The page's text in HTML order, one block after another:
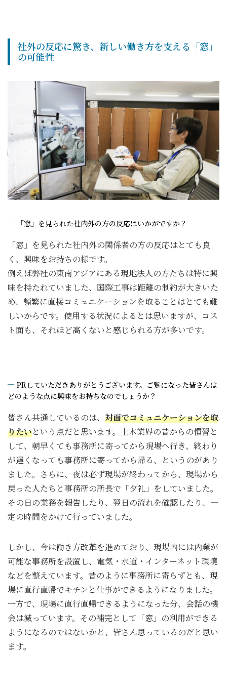
社外の反応に驚き、新しい働き方を支える「窓」
の可能性
「窓」を見られた社内外の方の反応はいかがですか？
「窓」を見られた社内外の関係者の方の反応はとても良
く、興味をお持ちの様です。
例えば弊社の東南アジアにある現地法人の方たちは特に興
味を持たれていました、国際工事は距離の制約が大きいた
め、頻繁に直接コミュニケーションを取ることはとても難
しいからです。使用する状況によるとは思いますが、コス
ト面も、それほど高くないと感じられる方が多いです。
PRしていただきありがとうございます。ご覧になった皆さんは
どのような点に興味をお持ちなのでしょうか？
皆さん共通しているのは、 対面でコミュニケーションを取
りたいという点だと思います。土木業界の昔からの慣習と
して、朝早くても事務所に寄ってから現場へ行き、終わり
が遅くなっても事務所に寄ってから帰る、というのがあり
ました。さらに、夜は必ず現場が終わってから、現場から
戻った人たちと事務所の所長で「夕礼」をしていました。
その日の業務を報告したり、翌日の流れを確認したり、一
定の時間をかけて行っていました。
しかし、今は働き方改革を進めており、現場内には内業が
可能な事務所を設置し、電気・水道・インターネット環境
などを整えています。昔のように事務所に寄らずとも、現
場に直行直帰でキチンと仕事ができるようになりました。
一方で、現場に直行直帰できるようになった分、会話の機
会は減っています。その補完として「窓」の利用ができる
ようになるのではないかと、皆さん思っているのだと思い
ます。